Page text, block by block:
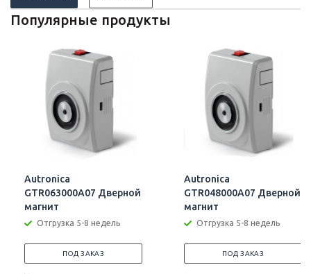
Популярные продукты
Autronica
GTR063000A07 Дверной
магнит
Отгрузка 5-8 недель
ПОД ЗАКАЗ
Autronica
GTR048000A07 Дверной
магнит
Отгрузка 5-8 недель
ПОД ЗАКАЗ